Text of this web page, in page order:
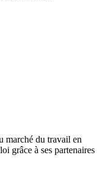
marché du travail en
grâce à ses partenaires